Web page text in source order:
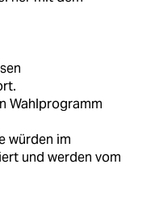
Wahlprogramm
würden im
und werden vom